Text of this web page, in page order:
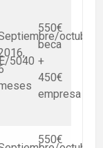
5040
octubre
550€
beca
+
450€
empresa
550€